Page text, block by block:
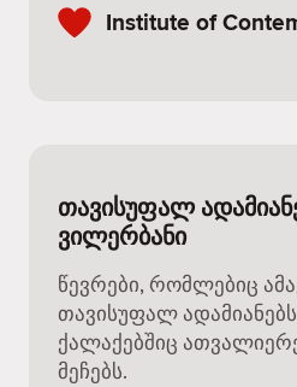
Institute of
თავისუფალ
ვილერბანი
წევრები, რომლებიც
თავისუფალ
ქალაქებშიც
მეჩებს.